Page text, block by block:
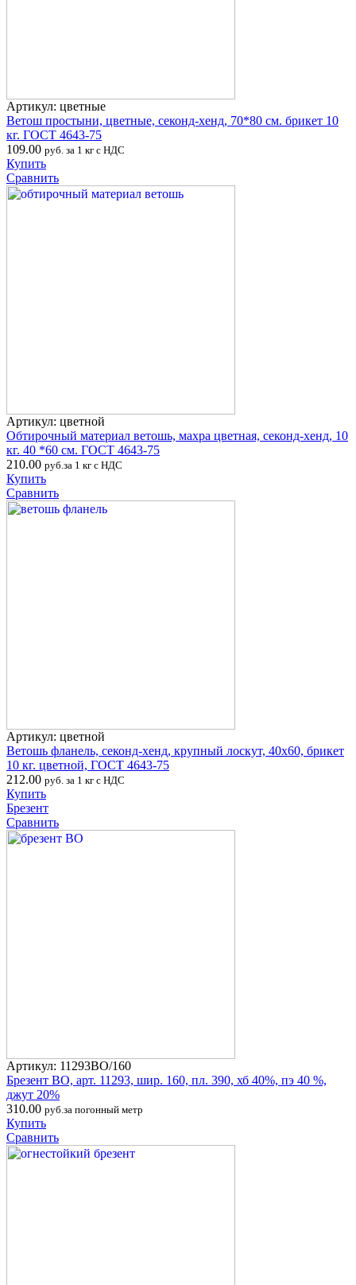
Артикул: цветные
Ветош простыни, цветные, секонд-хенд, 70*80 см. брикет 10
кг. ГОСТ 4643-75
109.00 руб. за 1 кг с НДС
Купить
Сравнить
Артикул: цветной
Обтирочный материал ветошь, махра цветная, секонд-хенд, 10
кг. 40 *60 см. ГОСТ 4643-75
210.00 руб.за 1 кг с НДС
Купить
Сравнить
Артикул: цветной
Ветошь фланель, секонд-хенд, крупный лоскут, 40х60, брикет
10 кг. цветной, ГОСТ 4643-75
212.00 руб. за 1 кг с НДС
Купить
Брезент
Сравнить
Артикул: 11293ВО/160
Брезент ВО, арт. 11293, шир. 160, пл. 390, хб 40%, пэ 40 %,
джут 20%
310.00 руб.за погонный метр
Купить
Сравнить